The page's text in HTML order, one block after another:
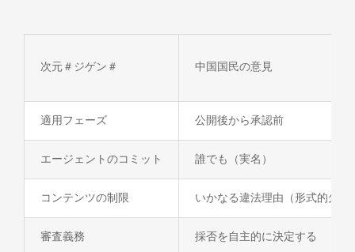
次元＃ジゲン＃ 中国国民の意見
適用フェーズ 公開後から承認前
エージェントのコミット 誰でも（実名）
コンテンツの制限 いかなる違法理由（形式的欠陥
審査義務 採否を自主的に決定する